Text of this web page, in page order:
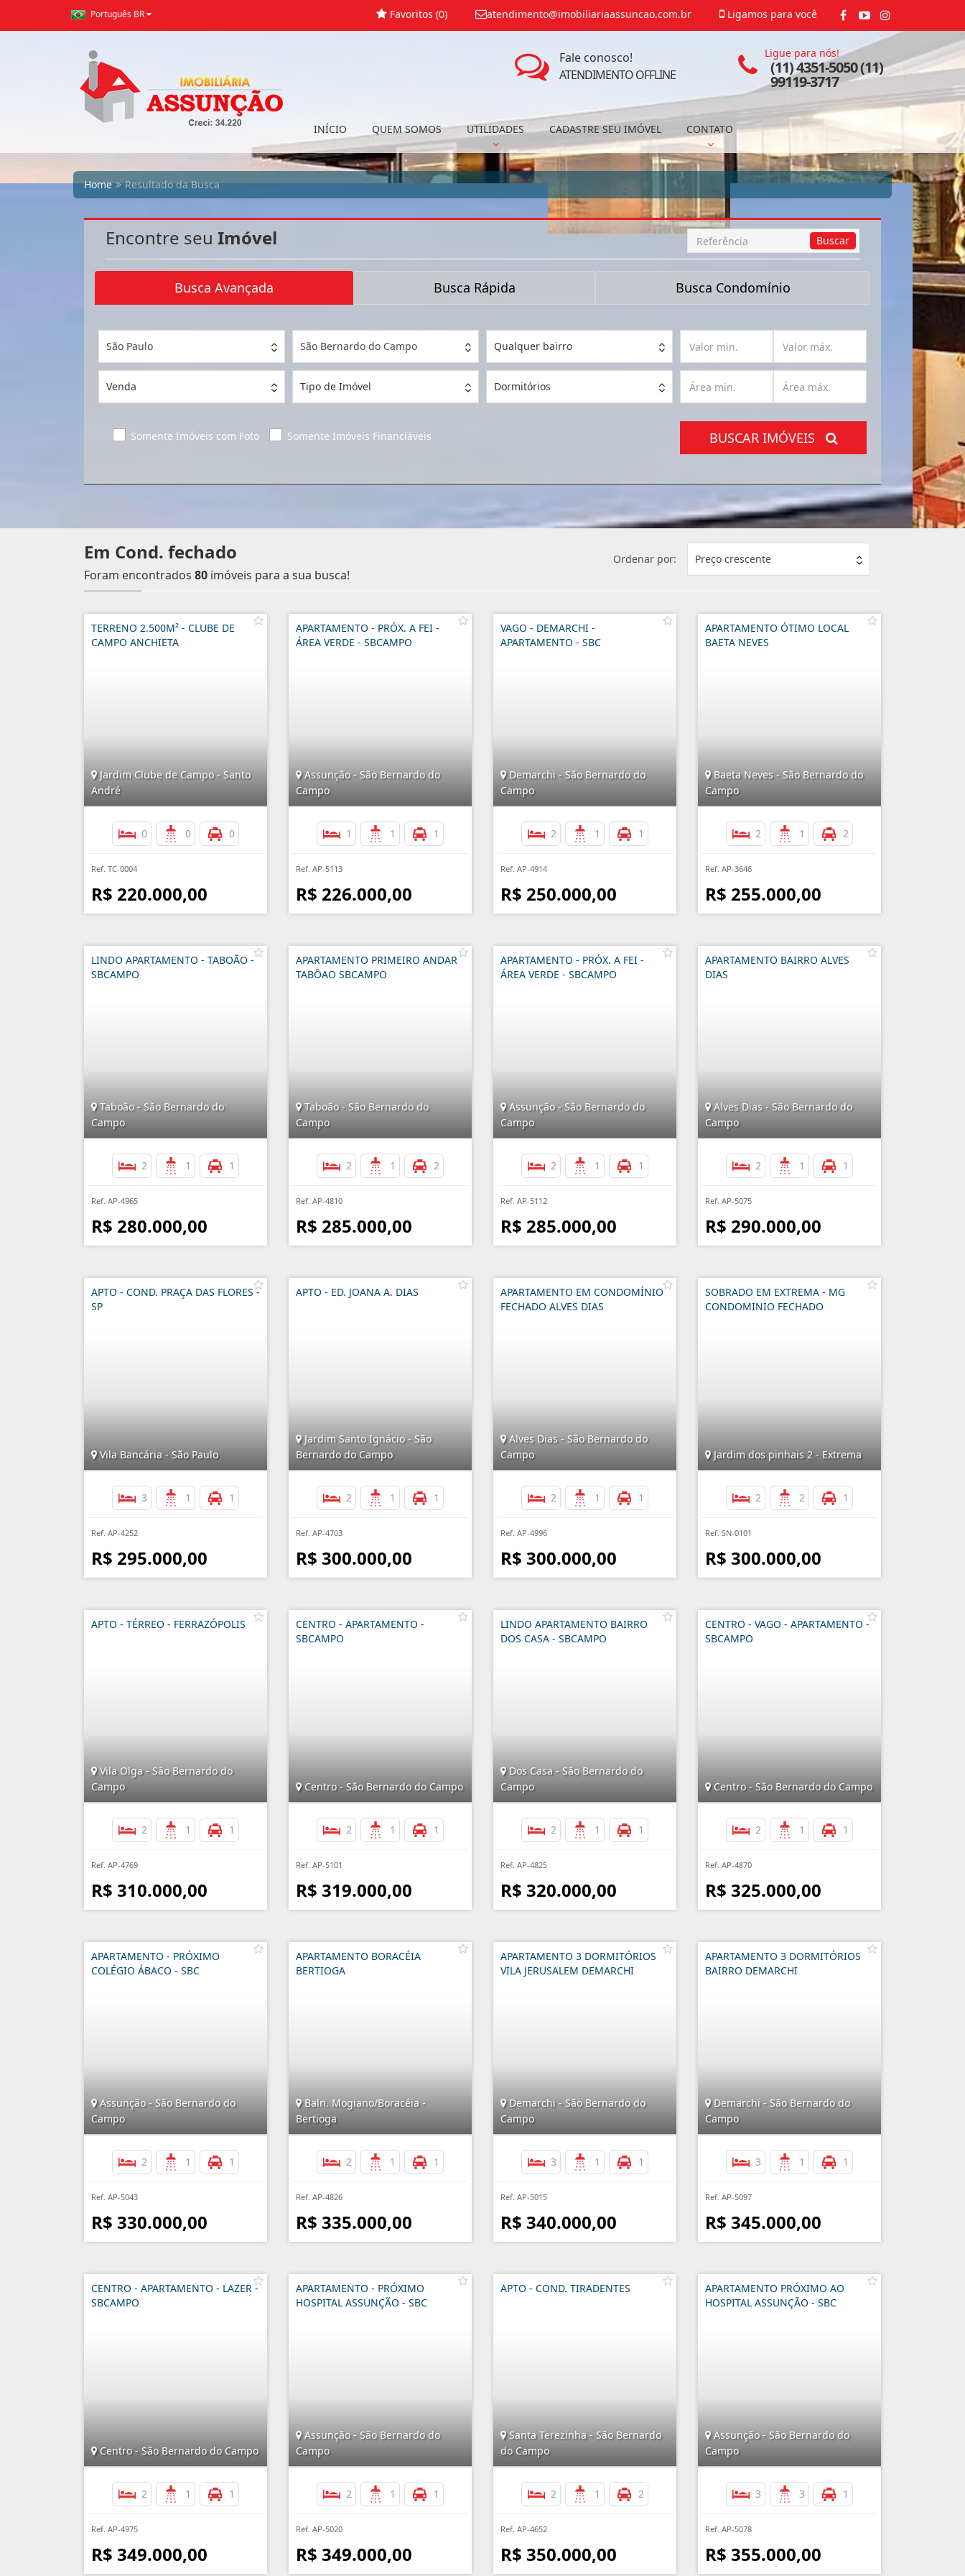
Português BR Ligamos para você
atendimento@imobiliariaassuncao.com.br
Favoritos (0)
INÍCIO QUEM SOMOS UTILIDADES CADASTRE SEU IMÓVEL CONTATO
Ligue para nós!
(11) 4351-5050 (11)
99119-3717
Fale conosco!
ATENDIMENTO OFFLINE
Home Resultado da Busca
Encontre seu Imóvel
Busca
por
Buscar
Busca Avançada Busca Rápida Busca Condomínio
São Paulo São Bernardo do Campo Qualquer bairro
Venda Tipo de Imóvel Dormitórios
Somente Imóveis com Foto Somente Imóveis Financiáveis BUSCAR IMÓVEIS
Em Cond. fechado
Foram encontrados 80 imóveis para a sua busca!
Ordenar por: Preço crescente
TERRENO 2.500M² - CLUBE DE
CAMPO ANCHIETA
Jardim Clube de Campo - Santo
André
0 0 0
Ref. TC-0004
R$ 220.000,00
APARTAMENTO - PRÓX. A FEI -
ÁREA VERDE - SBCAMPO
Assunção - São Bernardo do
Campo
1 1 1
Ref. AP-5113
R$ 226.000,00
VAGO - DEMARCHI -
APARTAMENTO - SBC
Demarchi - São Bernardo do
Campo
2 1 1
Ref. AP-4914
R$ 250.000,00
APARTAMENTO ÓTIMO LOCAL
BAETA NEVES
Baeta Neves - São Bernardo do
Campo
2 1 2
Ref. AP-3646
R$ 255.000,00
LINDO APARTAMENTO - TABOÃO -
SBCAMPO
Taboão - São Bernardo do
Campo
2 1 1
Ref. AP-4965
R$ 280.000,00
APARTAMENTO PRIMEIRO ANDAR
TABÕAO SBCAMPO
Taboão - São Bernardo do
Campo
2 1 2
Ref. AP-4810
R$ 285.000,00
APARTAMENTO - PRÓX. A FEI -
ÁREA VERDE - SBCAMPO
Assunção - São Bernardo do
Campo
2 1 1
Ref. AP-5112
R$ 285.000,00
APARTAMENTO BAIRRO ALVES
DIAS
Alves Dias - São Bernardo do
Campo
2 1 1
Ref. AP-5075
R$ 290.000,00
APTO - COND. PRAÇA DAS FLORES -
SP
Vila Bancária - São Paulo
3 1 1
Ref. AP-4252
R$ 295.000,00
APTO - ED. JOANA A. DIAS
Jardim Santo Ignácio - São
Bernardo do Campo
2 1 1
Ref. AP-4703
R$ 300.000,00
APARTAMENTO EM CONDOMÍNIO
FECHADO ALVES DIAS
Alves Dias - São Bernardo do
Campo
2 1 1
Ref. AP-4996
R$ 300.000,00
SOBRADO EM EXTREMA - MG
CONDOMINIO FECHADO
Jardim dos pinhais 2 - Extrema
2 2 1
Ref. SN-0101
R$ 300.000,00
APTO - TÉRREO - FERRAZÓPOLIS
Vila Olga - São Bernardo do
Campo
2 1 1
Ref. AP-4769
R$ 310.000,00
CENTRO - APARTAMENTO -
SBCAMPO
Centro - São Bernardo do Campo
2 1 1
Ref. AP-5101
R$ 319.000,00
LINDO APARTAMENTO BAIRRO
DOS CASA - SBCAMPO
Dos Casa - São Bernardo do
Campo
2 1 1
Ref. AP-4825
R$ 320.000,00
CENTRO - VAGO - APARTAMENTO -
SBCAMPO
Centro - São Bernardo do Campo
2 1 1
Ref. AP-4870
R$ 325.000,00
APARTAMENTO - PRÓXIMO
COLÉGIO ÁBACO - SBC
Assunção - São Bernardo do
Campo
2 1 1
Ref. AP-5043
R$ 330.000,00
APARTAMENTO BORACÉIA
BERTIOGA
Baln. Mogiano/Boracéia -
Bertioga
2 1 1
Ref. AP-4826
R$ 335.000,00
APARTAMENTO 3 DORMITÓRIOS
VILA JERUSALEM DEMARCHI
Demarchi - São Bernardo do
Campo
3 1 1
Ref. AP-5015
R$ 340.000,00
APARTAMENTO 3 DORMITÓRIOS
BAIRRO DEMARCHI
Demarchi - São Bernardo do
Campo
3 1 1
Ref. AP-5097
R$ 345.000,00
CENTRO - APARTAMENTO - LAZER -
SBCAMPO
Centro - São Bernardo do Campo
2 1 1
Ref. AP-4975
R$ 349.000,00
APARTAMENTO - PRÓXIMO
HOSPITAL ASSUNÇÃO - SBC
Assunção - São Bernardo do
Campo
2 1 1
Ref. AP-5020
R$ 349.000,00
APTO - COND. TIRADENTES
Santa Terezinha - São Bernardo
do Campo
2 1 2
Ref. AP-4652
R$ 350.000,00
APARTAMENTO PRÓXIMO AO
HOSPITAL ASSUNÇÃO - SBC
Assunção - São Bernardo do
Campo
3 3 1
Ref. AP-5078
R$ 355.000,00